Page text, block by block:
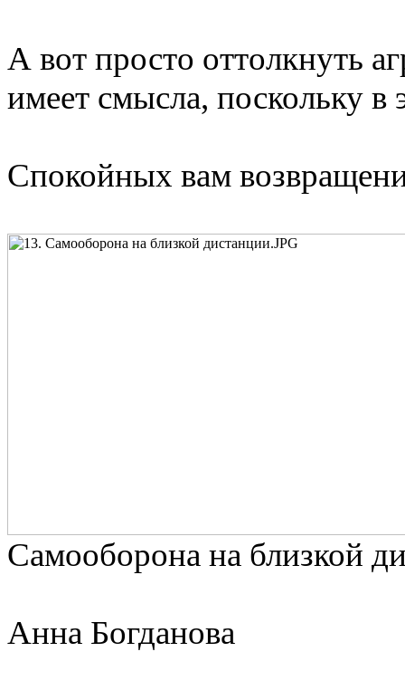
А вот просто оттолкнуть
имеет смысла, поскольку в
Спокойных вам
Самооборона на близкой
Анна Богданова